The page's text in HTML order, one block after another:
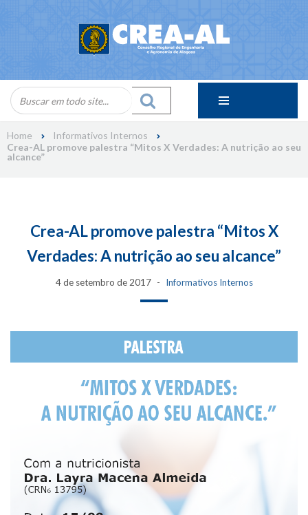
Home
Informativos Internos
Crea-AL promove palestra “Mitos X Verdades: A nutrição ao seu
alcance”
Crea-AL promove palestra “Mitos X
Verdades: A nutrição ao seu alcance”
4 de setembro de 2017 Informativos Internos